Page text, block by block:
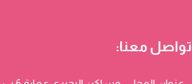
تواصل معنا: